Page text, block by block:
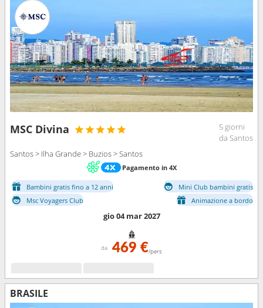
MSC Divina
5 giorni
da Santos
Santos > Ilha Grande > Buzios > Santos
Pagamento in 4X
Bambini gratis fino a 12 anni
Mini Club bambini gratis
Msc Voyagers Club
Animazione a bordo
gio 04 mar 2027
da 469 €/pers
BRASILE